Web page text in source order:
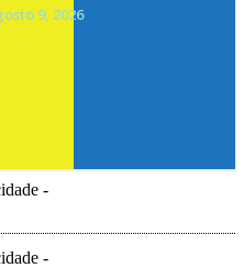
9, 2026
-
-